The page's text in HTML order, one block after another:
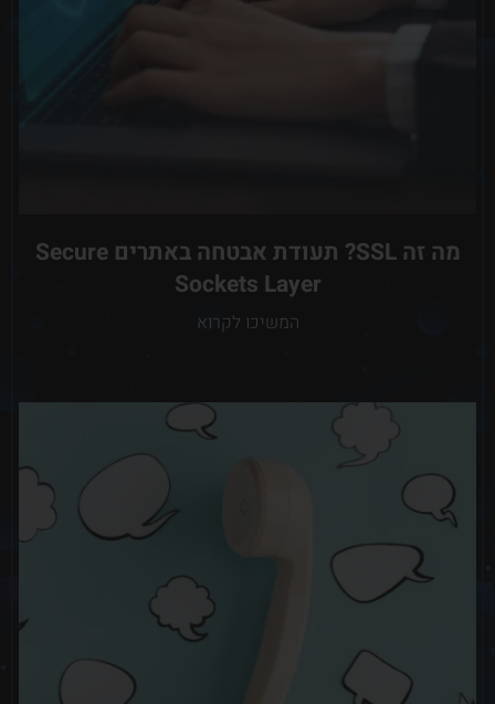
מה זה SSL? תעודת אבטחה באתרים Secure
Sockets Layer
המשיכו לקרוא